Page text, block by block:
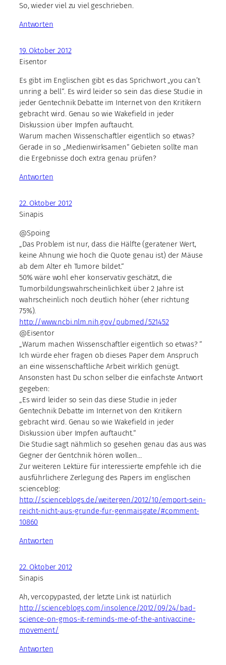
So, wieder viel zu viel geschrieben.
Antworten
19. Oktober 2012
Eisentor
Es gibt im Englischen gibt es das Sprichwort „you can’t
unring a bell“. Es wird leider so sein das diese Studie in
jeder Gentechnik Debatte im Internet von den Kritikern
gebracht wird. Genau so wie Wakefield in jeder
Diskussion über Impfen auftaucht.
Warum machen Wissenschaftler eigentlich so etwas?
Gerade in so „Medienwirksamen“ Gebieten sollte man
die Ergebnisse doch extra genau prüfen?
Antworten
22. Oktober 2012
Sinapis
@Spoing
„Das Problem ist nur, dass die Hälfte (geratener Wert,
keine Ahnung wie hoch die Quote genau ist) der Mäuse
ab dem Alter eh Tumore bildet.“
50% wäre wohl eher konservativ geschätzt, die
Tumorbildungswahrscheinlichkeit über 2 Jahre ist
wahrscheinlich noch deutlich höher (eher richtung
75%).
http://www.ncbi.nlm.nih.gov/pubmed/521452
@Eisentor
„Warum machen Wissenschaftler eigentlich so etwas? “
Ich würde eher fragen ob dieses Paper dem Anspruch
an eine wissenschaftliche Arbeit wirklich genügt.
Ansonsten hast Du schon selber die einfachste Antwort
gegeben:
„Es wird leider so sein das diese Studie in jeder
Gentechnik Debatte im Internet von den Kritikern
gebracht wird. Genau so wie Wakefield in jeder
Diskussion über Impfen auftaucht.“
Die Studie sagt nähmlich so gesehen genau das aus was
Gegner der Gentchnik hören wollen…
Zur weiteren Lektüre für interessierte empfehle ich die
ausführlichere Zerlegung des Papers im englischen
scienceblog:
http://scienceblogs.de/weitergen/2012/10/emport-sein-
reicht-nicht-aus-grunde-fur-genmaisgate/#comment-
10860
Antworten
22. Oktober 2012
Sinapis
Ah, vercopypasted, der letzte Link ist natürlich
http://scienceblogs.com/insolence/2012/09/24/bad-
science-on-gmos-it-reminds-me-of-the-antivaccine-
movement/
Antworten